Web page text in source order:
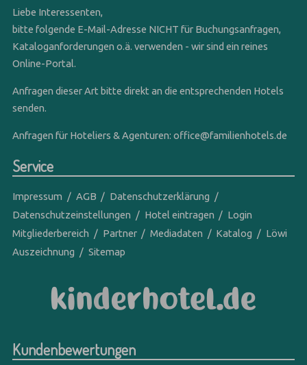
Liebe Interessenten,
bitte folgende E-Mail-Adresse NICHT für Buchungsanfragen,
Kataloganforderungen o.ä. verwenden - wir sind ein reines
Online-Portal.
Anfragen dieser Art bitte direkt an die entsprechenden Hotels
senden.
Anfragen für Hoteliers & Agenturen:office@familienhotels.de
Service
Impressum AGB
Datenschutzerklärung
Datenschutzeinstellungen
Hotel eintragen
Login
Mitgliederbereich
Partner Mediadaten Katalog
Löwi
Auszeichnung
Sitemap
Kundenbewertungen